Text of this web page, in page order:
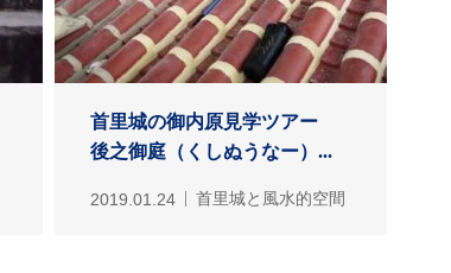
首里城の御内原見学ツアー
後之御庭（くしぬうなー）...
2019.01.24 首里城と風水的空間